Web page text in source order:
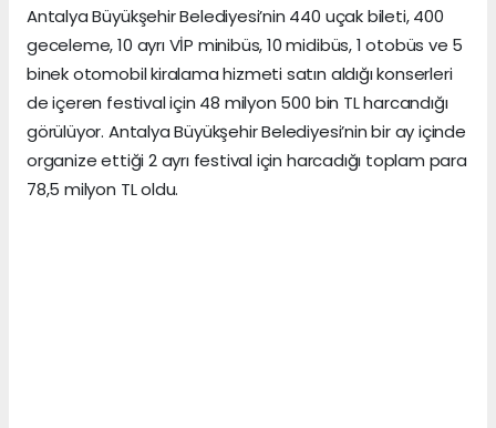
Antalya Büyükşehir Belediyesi’nin 440 uçak bileti, 400
geceleme, 10 ayrı VİP minibüs, 10 midibüs, 1 otobüs ve 5
binek otomobil kiralama hizmeti satın aldığı konserleri
de içeren festival için 48 milyon 500 bin TL harcandığı
görülüyor. Antalya Büyükşehir Belediyesi’nin bir ay içinde
organize ettiği 2 ayrı festival için harcadığı toplam para
78,5 milyon TL oldu.